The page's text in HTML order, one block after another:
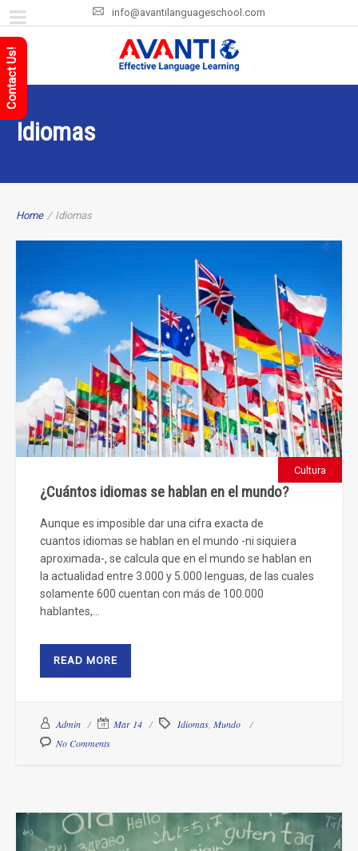
info@avantilanguageschool.com
Idiomas
Home / Idiomas
Cultura
¿Cuántos idiomas se hablan en el mundo?
Aunque es imposible dar una cifra exacta de
cuantos idiomas se hablan en el mundo -ni siquiera
aproximada-, se calcula que en el mundo se hablan en
la actualidad entre 3.000 y 5.000 lenguas, de las cuales
solamente 600 cuentan con más de 100.000
hablantes,...
READ MORE
Admin Mar 14 Idiomas Mundo
No Comments
Contact Us!